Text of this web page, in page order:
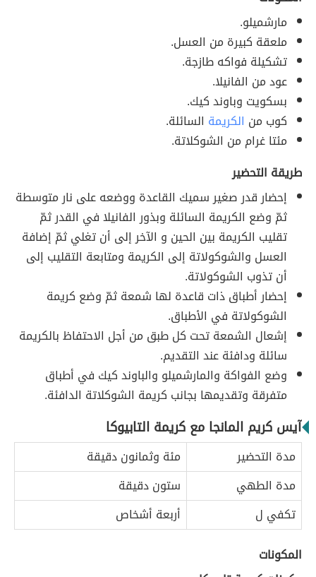
مارشميلو.
ملعقة كبيرة من العسل.
تشكيلة فواكه طازجة.
عود من الفانيلا.
بسكويت وباوند كيك.
كوب من الكريمة السائلة.
مئتا غرام من الشوكلاتة.
طريقة التحضير
إحضار قدر صغير سميك القاعدة ووضعه على نار متوسطة
ثمّ وضع الكريمة السائلة وبذور الفانيلا في القدر ثمّ
تقليب الكريمة بين الحين و الآخر إلى أن تغلي ثمّ إضافة
العسل والشوكولاتة إلى الكريمة ومتابعة التقليب إلى
أن تذوب الشوكولاتة.
إحضار أطباق ذات قاعدة لها شمعة ثمّ وضع كريمة
الشوكولاتة في الأطباق.
إشعال الشمعة تحت كل طبق من أجل الاحتفاظ بالكريمة
سائلة ودافئة عند التقديم.
وضع الفواكة والمارشميلو والباوند كيك في أطباق
متفرقة وتقديمها بجانب كريمة الشوكلاتة الدافئة.
آيس كريم المانجا مع كريمة التابيوكا
مدة التحضير
مئة وثمانون دقيقة
مدة الطهي
ستون دقيقة
تكفي ل
أربعة أشخاص
المكونات